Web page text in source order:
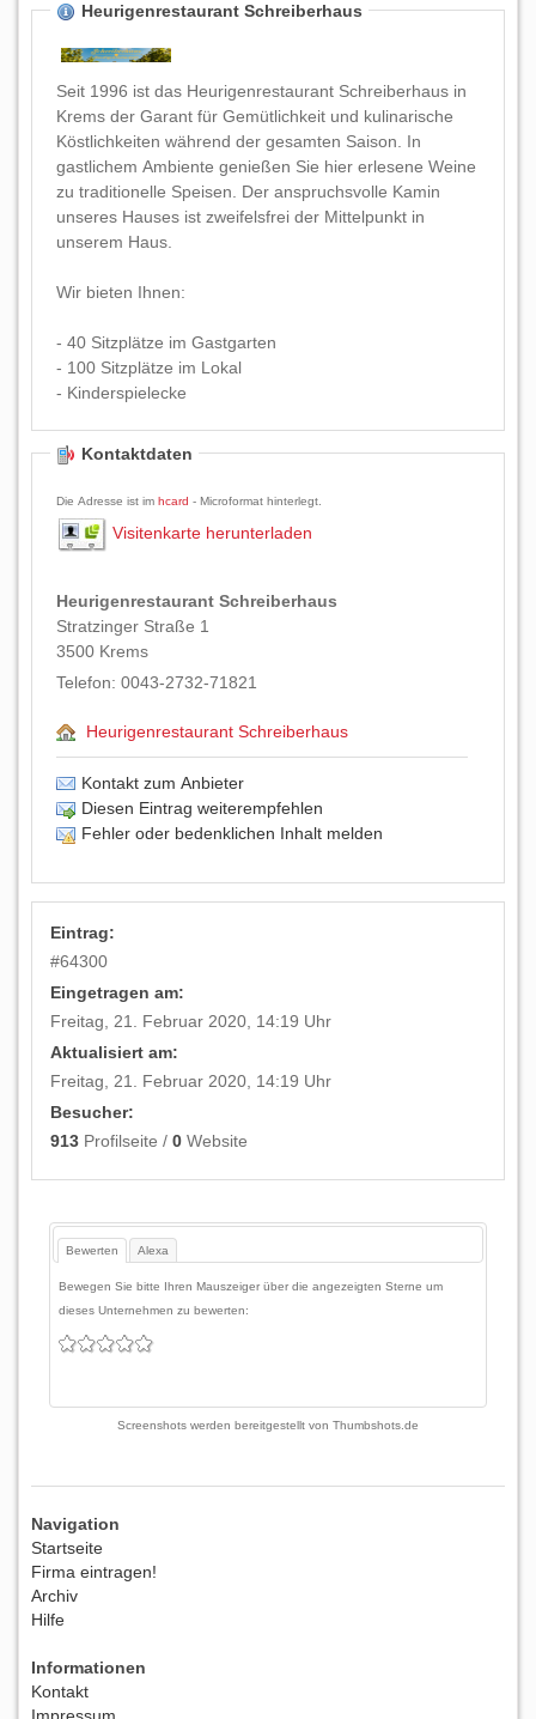
Heurigenrestaurant Schreiberhaus
Seit 1996 ist das Heurigenrestaurant Schreiberhaus in
Krems der Garant für Gemütlichkeit und kulinarische
Köstlichkeiten während der gesamten Saison. In
gastlichem Ambiente genießen Sie hier erlesene Weine
zu traditionelle Speisen. Der anspruchsvolle Kamin
unseres Hauses ist zweifelsfrei der Mittelpunkt in
unserem Haus.
Wir bieten Ihnen:
- 40 Sitzplätze im Gastgarten
- 100 Sitzplätze im Lokal
- Kinderspielecke
Kontaktdaten
Die Adresse ist im hcard - Microformat hinterlegt.
Visitenkarte herunterladen
Heurigenrestaurant Schreiberhaus
Stratzinger Straße 1
3500 Krems
Telefon: 0043-2732-71821
Heurigenrestaurant Schreiberhaus
Kontakt zum Anbieter
Diesen Eintrag weiterempfehlen
Fehler oder bedenklichen Inhalt melden
Eintrag:
#64300
Eingetragen am:
Freitag, 21. Februar 2020, 14:19 Uhr
Aktualisiert am:
Freitag, 21. Februar 2020, 14:19 Uhr
Besucher:
913 Profilseite /0 Website
Bewerten Alexa
Bewegen Sie bitte Ihren Mauszeiger über die angezeigten Sterne um
dieses Unternehmen zu bewerten:
Screenshots werden bereitgestellt von Thumbshots.de
Navigation
Startseite
Firma eintragen!
Archiv
Hilfe
Informationen
Kontakt